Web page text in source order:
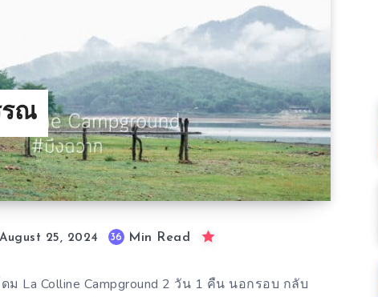
รณ
August 25, 2024 36 Min Read
La Colline Campground 2 วัน 1 คืน นอกรอบ กลับ